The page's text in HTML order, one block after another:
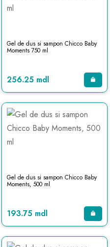
Gel de dus si sampon Chicco Baby
Moments 750 ml
256.25 mdl
Gel de dus si sampon Chicco Baby
Moments, 500 ml
193.75 mdl